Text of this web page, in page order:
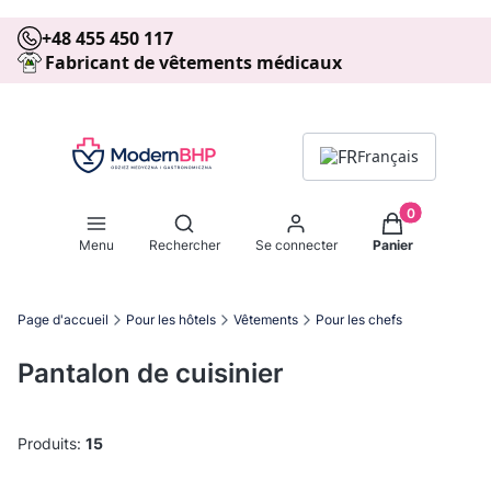
+48 455 450 117
Fabricant de vêtements médicaux
Français
Menu
Ouvrir le moteur de recherche
Rechercher Se connecter
Produits
Panier
Page d'accueil Pour les hôtels Vêtements Pour les chefs
Pantalon de cuisinier
Produits: 15